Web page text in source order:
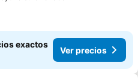
exactos
Ver precios